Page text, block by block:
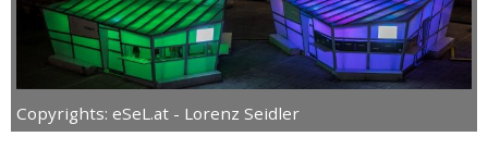
Copyrights: eSeL.at - Lorenz Seidler